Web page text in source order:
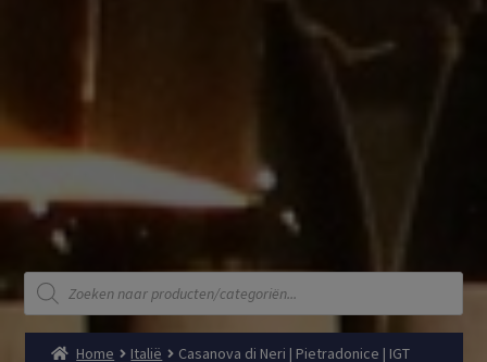
Producten
zoeken
Home Italië
Casanova di Neri | Pietradonice | IGT